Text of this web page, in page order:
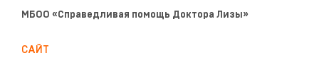
МБОО «Справедливая помощь Доктора Лизы»
САЙТ